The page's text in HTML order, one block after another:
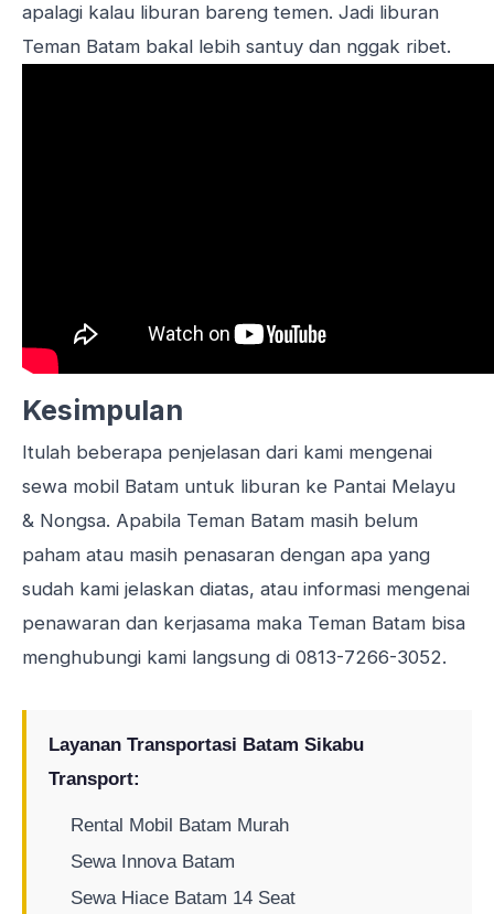
apalagi kalau liburan bareng temen. Jadi liburan
Teman Batam bakal lebih santuy dan nggak ribet.
Kesimpulan
Itulah beberapa penjelasan dari kami mengenai
sewa mobil Batam untuk liburan ke Pantai Melayu
& Nongsa. Apabila Teman Batam masih belum
paham atau masih penasaran dengan apa yang
sudah kami jelaskan diatas, atau informasi mengenai
penawaran dan kerjasama maka Teman Batam bisa
menghubungi kami langsung di 0813-7266-3052.
Layanan Transportasi Batam Sikabu
Transport:
Rental Mobil Batam Murah
Sewa Innova Batam
Sewa Hiace Batam 14 Seat